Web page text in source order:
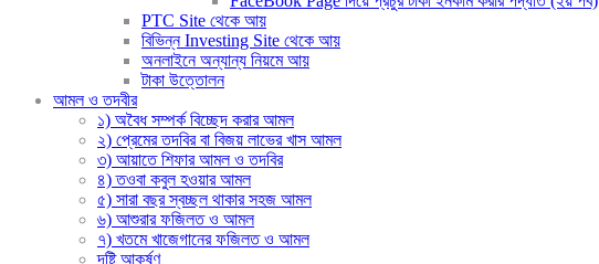
PTC Site থেকে আয়
বিভিন্ন Investing Site থেকে আয়
অনলাইনে অন্যান্য নিয়মে আয়
টাকা উত্তোলন
আমল ও তদবীর
১) অবৈধ সম্পর্ক বিচ্ছেদ করার আমল
২) প্রেমের তদবির বা বিজয় লাভের খাস আমল
৩) আয়াতে শিফার আমল ও তদবির
৪) তওবা কবুল হওয়ার আমল
৫) সারা বছর স্বচ্ছল থাকার সহজ আমল
৬) আশুরার ফজিলত ও আমল
৭) খতমে খাজেগানের ফজিলত ও আমল
দৃষ্টি আকর্ষণ